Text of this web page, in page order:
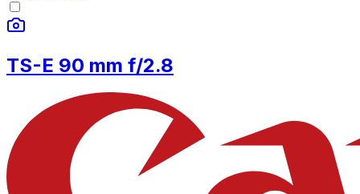
TS-E 90 mm f/2.8